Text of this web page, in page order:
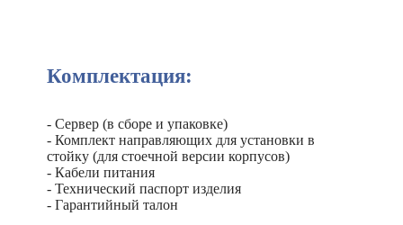
Комплектация:
- Сервер (в сборе и упаковке)
- Комплект направляющих для установки в
стойку (для стоечной версии корпусов)
- Кабели питания
- Технический паспорт изделия
- Гарантийный талон